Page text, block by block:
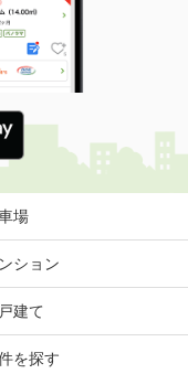
場
ション
建て
を探す